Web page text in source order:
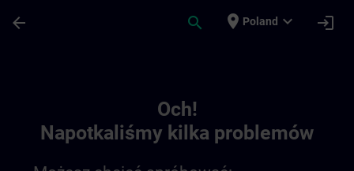
arrow_back search place Poland expand_more login
Och!
Napotkaliśmy kilka problemów